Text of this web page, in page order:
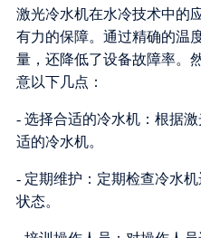
激光冷水机在水冷技术中的
有力的保障。通过精确的温
量，还降低了设备故障率。
意以下几点：
- 选择合适的冷水机：根据
适的冷水机。
- 定期维护：定期检查冷水
状态。